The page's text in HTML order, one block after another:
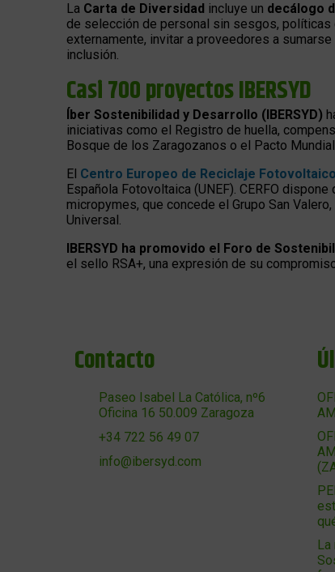
La Carta de Diversidad incluye un decálogo
de selección de personal sin sesgos,
externamente, invitar a proveedores a
inclusión.
Casi 700 proyectosIBERSYD
Íber Sostenibilidad y Desarrollo (IBERSYD)
iniciativas como el Registro de huella,
Bosque de los Zaragozanos o el Pacto Mundial
El Centro Europeo de Reciclaje Fotovoltaico
Española Fotovoltaica (UNEF). CERFO
micropymes, que concede el Grupo San
Universal.
IBERSYD ha promovido el Foro de
el sello RSA+, una expresión de su
Contacto
Paseo Isabel La Católica, nº6
Oficina 16 50.009 Zaragoza
+34 722 56 49 07
info@ibersyd.com
La